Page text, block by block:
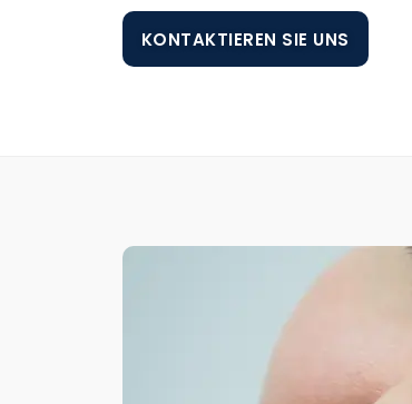
KONTAKTIEREN SIE UNS